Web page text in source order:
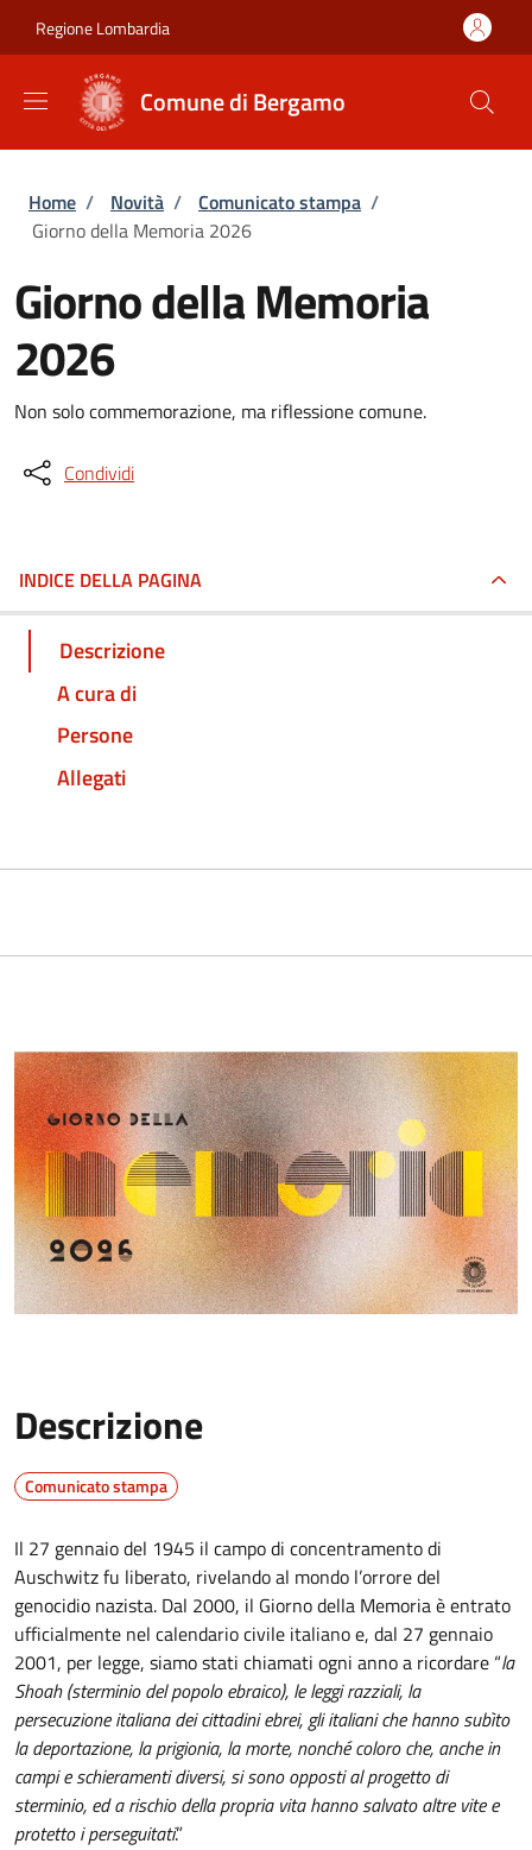
Regione Lombardia
Comune di Bergamo
Briciole di pane
Home / Novità / Comunicato stampa /
Giorno della Memoria 2026
Giorno della Memoria
2026
Non solo commemorazione, ma riflessione comune.
Condividi
INDICE DELLA PAGINA
Descrizione
A cura di
Persone
Allegati
Descrizione
Comunicato stampa
Il 27 gennaio del 1945 il campo di concentramento di
Auschwitz fu liberato, rivelando al mondo l’orrore del
genocidio nazista. Dal 2000, il Giorno della Memoria è entrato
ufficialmente nel calendario civile italiano e, dal 27 gennaio
2001, per legge, siamo stati chiamati ogni anno a ricordare “la
Shoah (sterminio del popolo ebraico), le leggi razziali, la
persecuzione italiana dei cittadini ebrei, gli italiani che hanno subìto
la deportazione, la prigionia, la morte, nonché coloro che, anche in
campi e schieramenti diversi, si sono opposti al progetto di
sterminio, ed a rischio della propria vita hanno salvato altre vite e
protetto i perseguitati.”